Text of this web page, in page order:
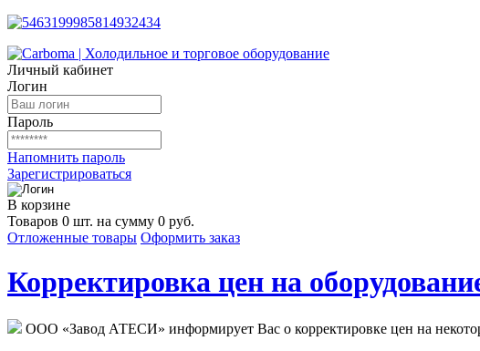
Личный кабинет
Логин
Пароль
Напомнить пароль
Зарегистрироваться
В корзине
Товаров 0 шт. на сумму 0 руб.
Отложенные товары Оформить заказ
Корректировка цен на
ООО «Завод АТЕСИ» информирует Вас о корректировке цен на